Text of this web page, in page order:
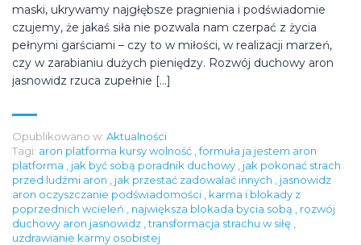
maski, ukrywamy najgłębsze pragnienia i podświadomie
czujemy, że jakaś siła nie pozwala nam czerpać z życia
pełnymi garściami – czy to w miłości, w realizacji marzeń,
czy w zarabianiu dużych pieniędzy. Rozwój duchowy aron
jasnowidz rzuca zupełnie […]
Opublikowano w: Aktualności
Tagi: aron platforma kursy wolność formuła ja jestem aron
platforma
jak być sobą poradnik duchowy
jak pokonać strach
przed ludźmi aron
jak przestać zadowalać innych
jasnowidz
aron oczyszczanie podświadomości
karma i blokady z
poprzednich wcieleń
największa blokada bycia sobą
rozwój
duchowy aron jasnowidz transformacja strachu w siłę
uzdrawianie karmy osobistej